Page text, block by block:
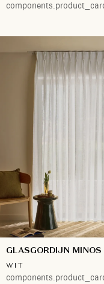
GLASGORDIJN MINOS
WIT